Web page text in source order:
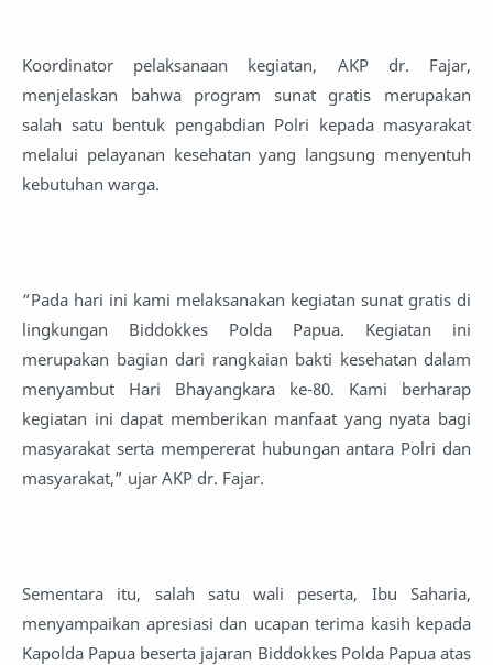
Koordinator pelaksanaan kegiatan, AKP dr. Fajar,
menjelaskan bahwa program sunat gratis merupakan
salah satu bentuk pengabdian Polri kepada masyarakat
melalui pelayanan kesehatan yang langsung menyentuh
kebutuhan warga.
“Pada hari ini kami melaksanakan kegiatan sunat gratis di
lingkungan Biddokkes Polda Papua. Kegiatan ini
merupakan bagian dari rangkaian bakti kesehatan dalam
menyambut Hari Bhayangkara ke-80. Kami berharap
kegiatan ini dapat memberikan manfaat yang nyata bagi
masyarakat serta mempererat hubungan antara Polri dan
masyarakat,” ujar AKP dr. Fajar.
Sementara itu, salah satu wali peserta, Ibu Saharia,
menyampaikan apresiasi dan ucapan terima kasih kepada
Kapolda Papua beserta jajaran Biddokkes Polda Papua atas